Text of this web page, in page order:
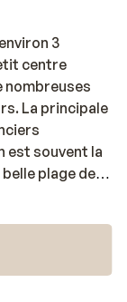
3
centre
nombreuses
La principale
est souvent la
plage de
le mode de
et de